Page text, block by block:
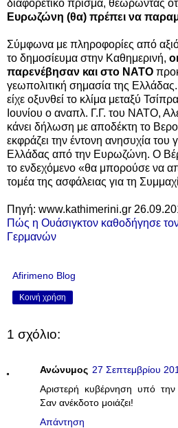
διαφορετικό πρίσμα, θεωρώντας ότι
Ευρωζώνη (θα) πρέπει να
Σύμφωνα με πληροφορίες από
το δημοσίευμα στην Καθημερινή,
παρενέβησαν και στο ΝΑΤΟ
γεωπολιτική σημασία της
είχε οξυνθεί το κλίμα μεταξύ
Ιουνίου ο αναπλ. Γ.Γ. του ΝΑΤΟ,
κάνει δήλωση με αποδέκτη το
εκφράζει την έντονη ανησυχία του
Ελλάδας από την Ευρωζώνη. Ο
το ενδεχόμενο «θα μπορούσε να
τομέα της ασφάλειας για τη
Πηγή: www.kathimerini.gr
Πώς η Ουάσιγκτον καθοδήγησε
Γερμανών
Afirimeno Blog
Κοινή χρήση
1 σχόλιο:
Ανώνυμος 27 Σεπτεμβρίου
Αριστερή κυβέρνηση υπό
Σαν ανέκδοτο μοιάζει!
Απάντηση